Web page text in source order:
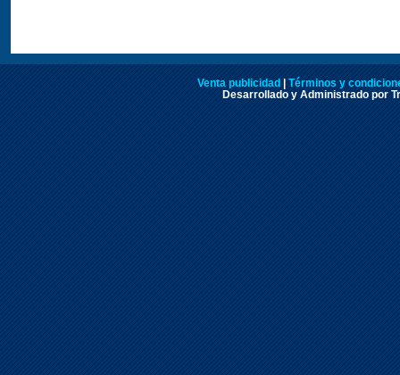
Venta publicidad
Términos y
Desarrollado y Administrado por